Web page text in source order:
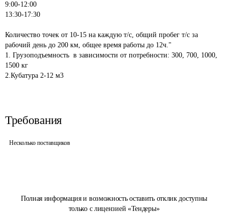
Полная информация и возможность оставить отклик доступны
только с лицензией «Тендеры»
9:00-12:00
13:30-17:30
Количество точек от 10-15 на каждую т/с, общий пробег т/с за
рабочий день до 200 км, общее время работы до 12ч."
1. Грузоподъемность  в зависимости от потребности: 300, 700, 1000,
1500 кг
Требования
Несколько поставщиков